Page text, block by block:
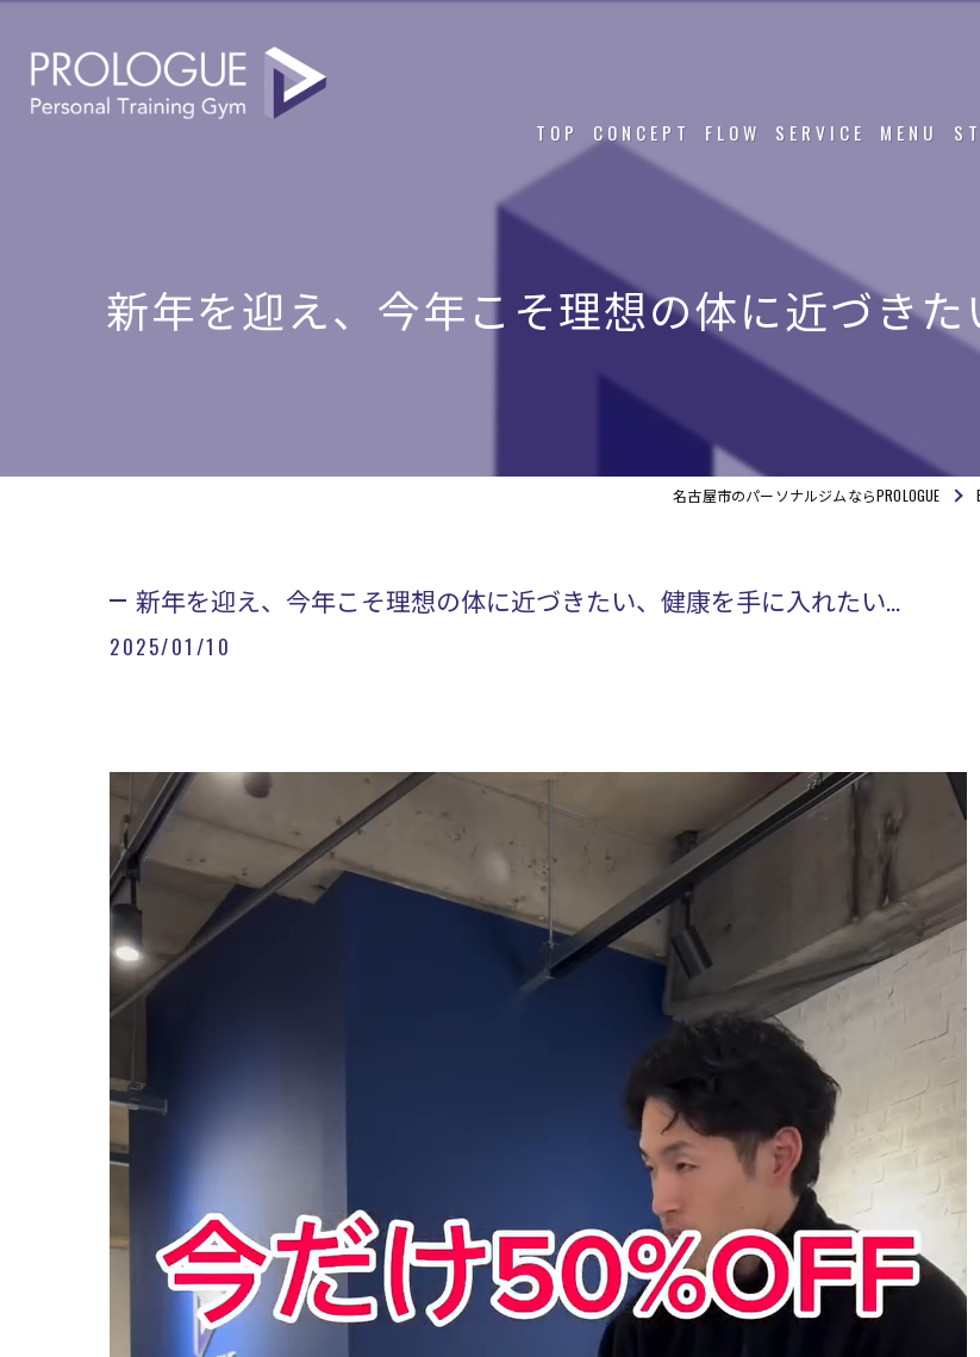
TOP CONCEPT FLOW SERVICE MENU
新年を迎え、今年こそ理想の体に近づき
名古屋市のパーソナルジムならPROLOGUE
新年を迎え、今年こそ理想の体に近づきたい、健康を手に入れたい...
2025/01/10